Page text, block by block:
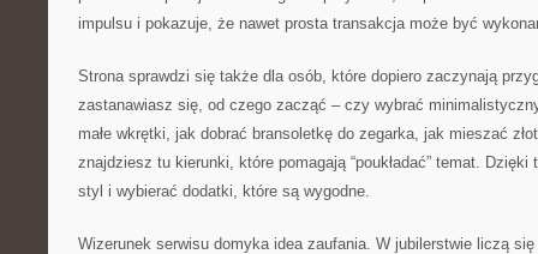
impulsu i pokazuje, że nawet prosta transakcja może być
Strona sprawdzi się także dla osób, które dopiero zaczynają
zastanawiasz się, od czego zacząć – czy wybrać
małe wkrętki, jak dobrać bransoletkę do zegarka, jak mieszać
znajdziesz tu kierunki, które pomagają “poukładać” temat. Dzięki
styl i wybierać dodatki, które są wygodne.
Wizerunek serwisu domyka idea zaufania. W jubilerstwie liczą